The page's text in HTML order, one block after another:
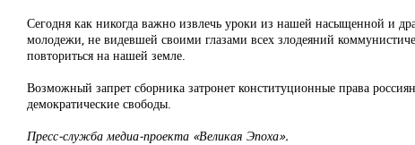
Сегодня как никогда важно извлечь уроки из нашей насыщенной и
молодежи, не видевшей своими глазами всех злодеяний
повториться на нашей земле.
Возможный запрет сборника затронет конституционные права
демократические свободы.
Пресс-служба медиа-проекта «Великая Эпоха».